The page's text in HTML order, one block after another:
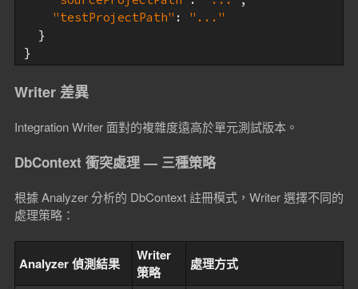
"testProjectPath" : "..."
  }
}
Writer 差異
Integration Writer 面對的複雜度遠高於單元測試版本。
DbContext 衝突處理 — 三種策略
根據 Analyzer 分析的 DbContext 註冊模式，Writer 選擇不同的
處理策略：
Analyzer 偵測結果
Writer
策略
處理方式